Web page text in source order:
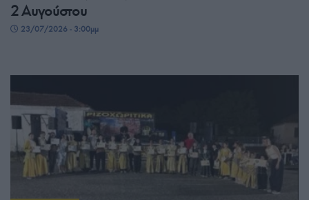
2 Αυγούστου
23/07/2026 - 3:00μμ